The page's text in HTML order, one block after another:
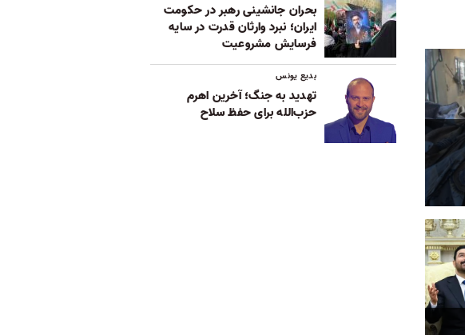
بحران جانشینی رهبر در حکومت
ایران؛ نبرد وارثان قدرت در سایه
فرسایش مشروعیت
بدیع یونس
تهدید به جنگ؛ آخرین اهرم
حزب‌الله برای حفظ سلاح